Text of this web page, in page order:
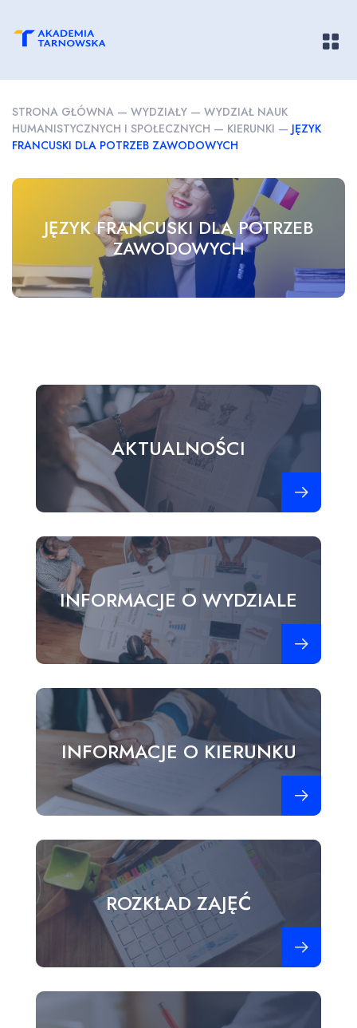
STRONA GŁÓWNA — WYDZIAŁY — WYDZIAŁ NAUK
HUMANISTYCZNYCH I SPOŁECZNYCH — KIERUNKI — JĘZYK
FRANCUSKI DLA POTRZEB ZAWODOWYCH
JĘZYK FRANCUSKI DLA POTRZEB
ZAWODOWYCH
AKTUALNOŚCI
INFORMACJE O WYDZIALE
INFORMACJE O KIERUNKU
ROZKŁAD ZAJĘĆ